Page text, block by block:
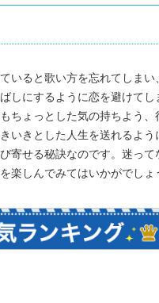
いると歌い方を忘れてしまい
しにするように恋を避けてし
ちょっとした気の持ちよう、
いきとした人生を送れるよう
寄せる秘訣なのです。迷って
楽しんでみてはいかがでしょ